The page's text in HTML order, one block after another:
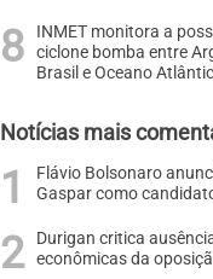
INMET monitora a
ciclone bomba entre
Brasil e Oceano
Notícias mais
Flávio Bolsonaro
Gaspar como
Durigan critica
econômicas da